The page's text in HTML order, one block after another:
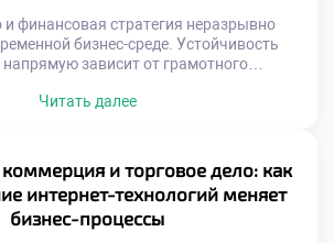
и финансовая стратегия неразрывно
бизнес-среде. Устойчивость
зависит от грамотного
любого торгового предприятия.
и глубоких знаний. Именно эти
специальность «Торговое дело»
стратегия начинается с понимания
[…]
Читать далее
и торговое дело: как
интернет-технологий меняет
бизнес-процессы